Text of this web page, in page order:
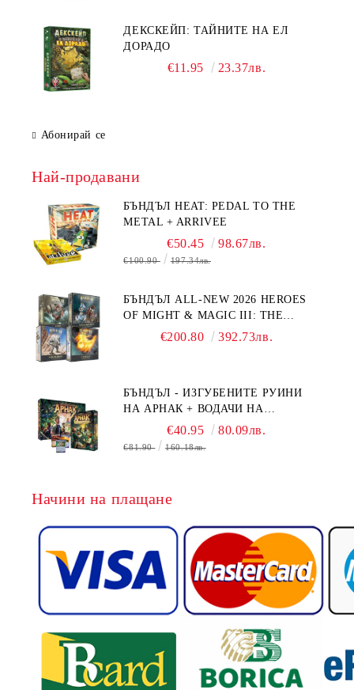
ДЕКСКЕЙП: ТАЙНИТЕ НА ЕЛ
ДОРАДО
€11.95 23.37лв.
Абонирай се
Най-продавани
БЪНДЪЛ HEAT: PEDAL TO THE
METAL + ARRIVEE
€50.45 98.67лв.
€100.90 197.34лв.
БЪНДЪЛ ALL-NEW 2026 HEROES
OF MIGHT & MAGIC III: THE
BOARD GAME EXPANSIONS -
€200.80 392.73лв.
БЪНДЪЛ - ИЗГУБЕНИТЕ РУИНИ
НА АРНАК + ВОДАЧИ НА
ЕКСПЕДИЦИИ + ПРОМО КАРТИ
БЕЗПЛАТНО
€40.95 80.09лв.
€81.90 160.18лв.
Начини на плащане